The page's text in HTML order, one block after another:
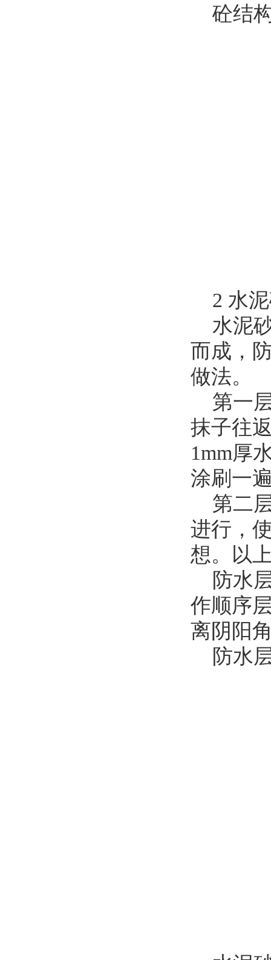
砼结
2 水泥
水泥砂
而成，
做法。
第一层
抹子往
1mm厚
涂刷一
第二层
进行，
想。以
防水层
作顺序
离阴阳
防水